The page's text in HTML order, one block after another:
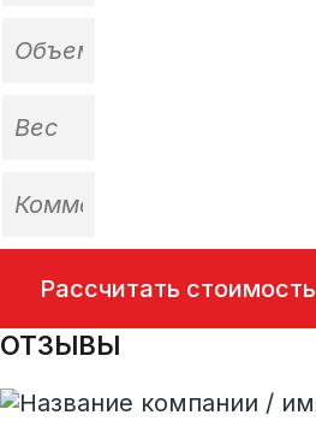
Рассчитать стоимость
ОТЗЫВЫ